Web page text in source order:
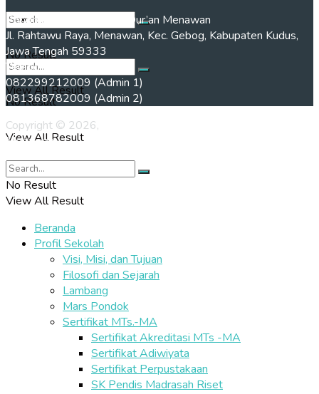
No Result
View All Result
Kontak Kami
No Result
View All Result
Pondok Tahfidz Yanbu’ul Qur’an Menawan
Jl. Rahtawu Raya, Menawan, Kec. Gebog, Kabupaten Kudus,
Jawa Tengah 59333
Telepon :
082299212009 (Admin 1)
081368782009 (Admin 2)
Copyright © 2026,
Menawan
No Result
View All Result
Beranda
Profil Sekolah
Visi, Misi, dan Tujuan
Filosofi dan Sejarah
Lambang
Mars Pondok
Sertifikat MTs.-MA
Sertifikat Akreditasi MTs -MA
Sertifikat Adiwiyata
Sertifikat Perpustakaan
SK Pendis Madrasah Riset